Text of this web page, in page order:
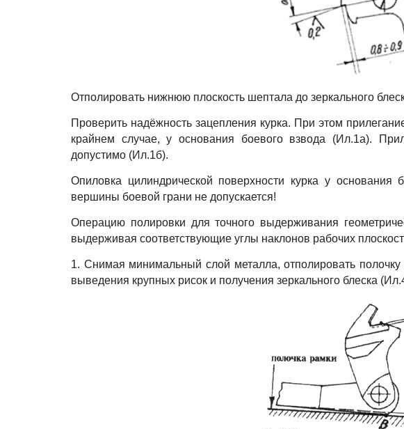
Отполировать нижнюю плоскость шептала до зеркального
Проверить надёжность зацепления курка. При этом
крайнем случае, у основания боевого взвода (Ил.1а).
допустимо (Ил.1б).
Опиловка цилиндрической поверхности курка у
вершины боевой грани не допускается!
Операцию полировки для точного выдерживания
выдерживая соответствующие углы наклонов рабочих
1. Снимая минимальный слой металла, отполировать полочку
выведения крупных рисок и получения зеркального блеска